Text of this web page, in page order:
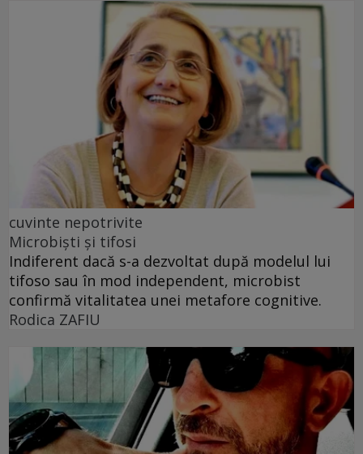
cuvinte nepotrivite
Microbiști și tifosi
Indiferent dacă s-a dezvoltat după modelul lui
tifoso sau în mod independent, microbist
confirmă vitalitatea unei metafore cognitive.
Rodica ZAFIU